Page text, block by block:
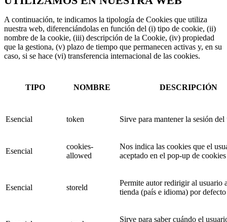
A continuación, te indicamos la tipología de Cookies que utiliza
nuestra web, diferenciándolas en función del (i) tipo de cookie, (ii)
nombre de la cookie, (iii) descripción de la Cookie, (iv) propiedad
que la gestiona, (v) plazo de tiempo que permanecen activas y, en su
caso, si se hace (vi) transferencia internacional de las cookies.
TIPO NOMBRE DESCRIPCIÓN
Esencial token Sirve para mantener la sesión del
Esencial
cookies-
allowed
Nos indica las cookies que el
aceptado en el pop-up de cookies
Esencial storeld
Permite autor redirigir al usuario
tienda (país e idioma) por defecto
Sirve para saber cuándo el